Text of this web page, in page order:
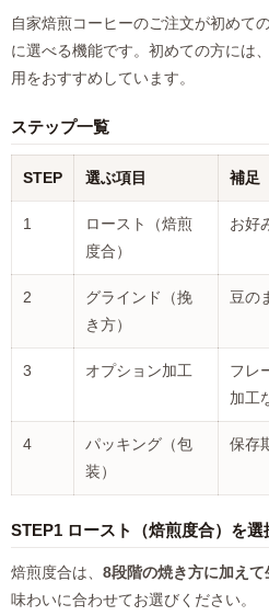
自家焙煎コーヒーのご注文が初めて
に選べる機能です。初めての方には
用をおすすめしています。
ステップ一覧
STEP 選ぶ項目 補足
1
ロースト（焙煎
度合）
お好
2
グラインド（挽
き方）
豆の
3 オプション加工
フレ
加工
4
パッキング（包
装）
保存
STEP1 ロースト（焙煎度合）を選
焙煎度合は、 8段階の焼き方に加えて
味わいに合わせてお選びください。